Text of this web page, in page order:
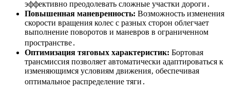
эффективно преодолевать сложные участки дороги․
Повышенная маневренность: Возможность изменения
скорости вращения колес с разных сторон облегчает
выполнение поворотов и маневров в ограниченном
пространстве․
Оптимизация тяговых характеристик: Бортовая
трансмиссия позволяет автоматически адаптироваться к
изменяющимся условиям движения‚ обеспечивая
оптимальное распределение тяги․